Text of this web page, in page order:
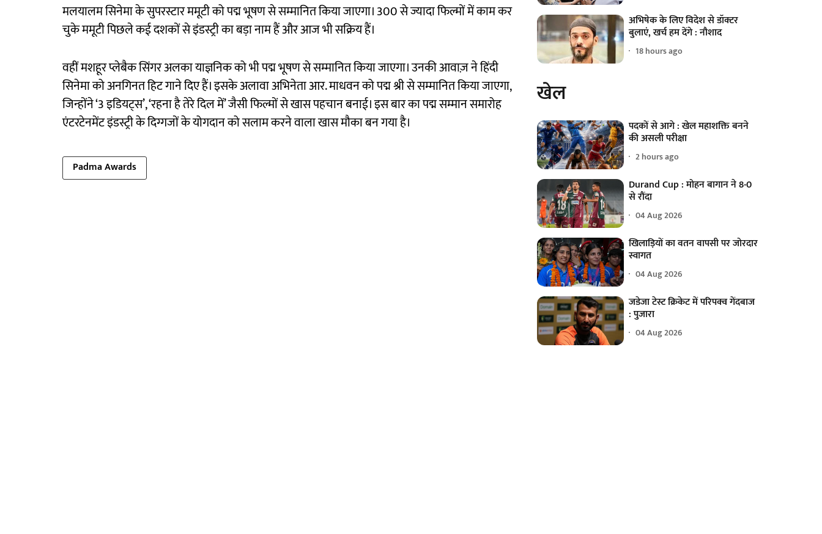
मलयालम सिनेमा के सुपरस्टार ममूटी को पद्म भूषण से सम्मानित किया जाएगा। 300 से ज्यादा फिल्मों में काम कर
चुके ममूटी पिछले कई दशकों से इंडस्ट्री का बड़ा नाम हैं और आज भी सक्रिय हैं।
वहीं मशहूर प्लेबैक सिंगर अलका याज्ञनिक को भी पद्म भूषण से सम्मानित किया जाएगा। उनकी आवाज़ ने हिंदी
सिनेमा को अनगिनत हिट गाने दिए हैं। इसके अलावा अभिनेता आर. माधवन को पद्म श्री से सम्मानित किया जाएगा,
जिन्होंने ‘3 इडियट्स’, ‘रहना है तेरे दिल में’ जैसी फिल्मों से खास पहचान बनाई। इस बार का पद्म सम्मान समारोह
एंटरटेनमेंट इंडस्ट्री के दिग्गजों के योगदान को सलाम करने वाला खास मौका बन गया है।
Padma Awards
अभिषेक के लिए विदेश से डॉक्टर
बुलाएं, खर्च हम देंगे : नौशाद
18 hours ago
खेल
पदकों से आगे : खेल महाशक्ति बनने
की असली परीक्षा
2 hours ago
Durand Cup : मोहन बागान ने 8-0
से रौंदा
04 Aug 2026
खिलाड़ियों का वतन वापसी पर जोरदार
स्वागत
04 Aug 2026
जडेजा टेस्ट क्रिकेट में परिपक्व गेंदबाज
: पुजारा
04 Aug 2026